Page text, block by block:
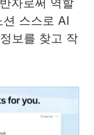
자로써 역할
스스로 AI
보를 찾고 작